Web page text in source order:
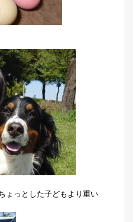
ょっとした子どもより重い